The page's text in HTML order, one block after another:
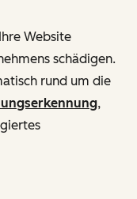
Website
schädigen.
rund um die
,